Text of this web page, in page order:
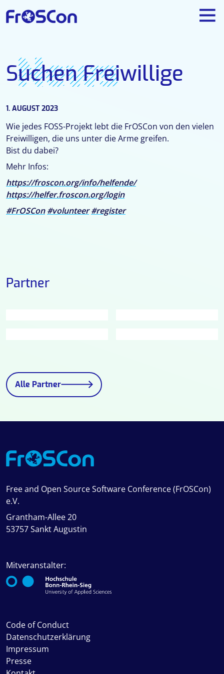
Suchen Freiwillige
News
1. AUGUST 2023
Wie jedes FOSS-Projekt lebt die FrOSCon von den vielen
Freiwilligen, die uns unter die Arme greifen.
Bist du dabei?
Mehr Infos:
https://froscon.org/info/helfende/
https://helfer.froscon.org/login
#FrOSCon #volunteer #register
Partner
Alle Partner
Free and Open Source Software Conference (FrOSCon)
e.V.
Grantham-Allee 20
53757 Sankt Augustin
Mitveranstalter:
Code of Conduct
Datenschutzerklärung
Impressum
Presse